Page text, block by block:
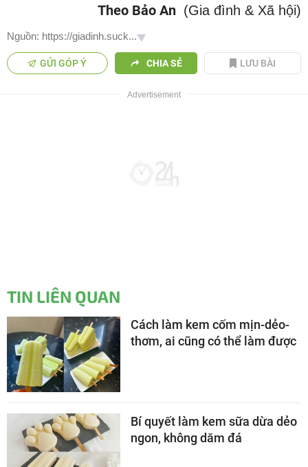
Theo Bảo An (Gia đình & Xã hội)
Nguồn: https://giadinh.suck...
GỬI GÓP Ý CHIA SẺ LƯU BÀI
TIN LIÊN QUAN
Cách làm kem cốm mịn-dẻo-
thơm, ai cũng có thể làm được
Bí quyết làm kem sữa dừa dẻo
ngon, không dăm đá